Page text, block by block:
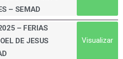
– SEMAD
– FERIAS
DE JESUS
Visualizar